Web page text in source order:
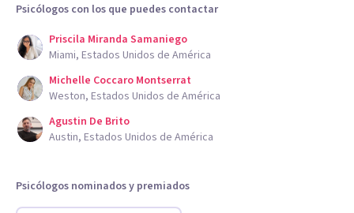
Psicólogos con los que puedes contactar
Priscila Miranda Samaniego
Miami, Estados Unidos de América
Michelle Coccaro Montserrat
Weston, Estados Unidos de América
Agustin De Brito
Austin, Estados Unidos de América
Psicólogos nominados y premiados